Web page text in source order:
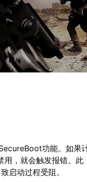
功能。如果
用，就会触发报错。此
启动过程受阻。